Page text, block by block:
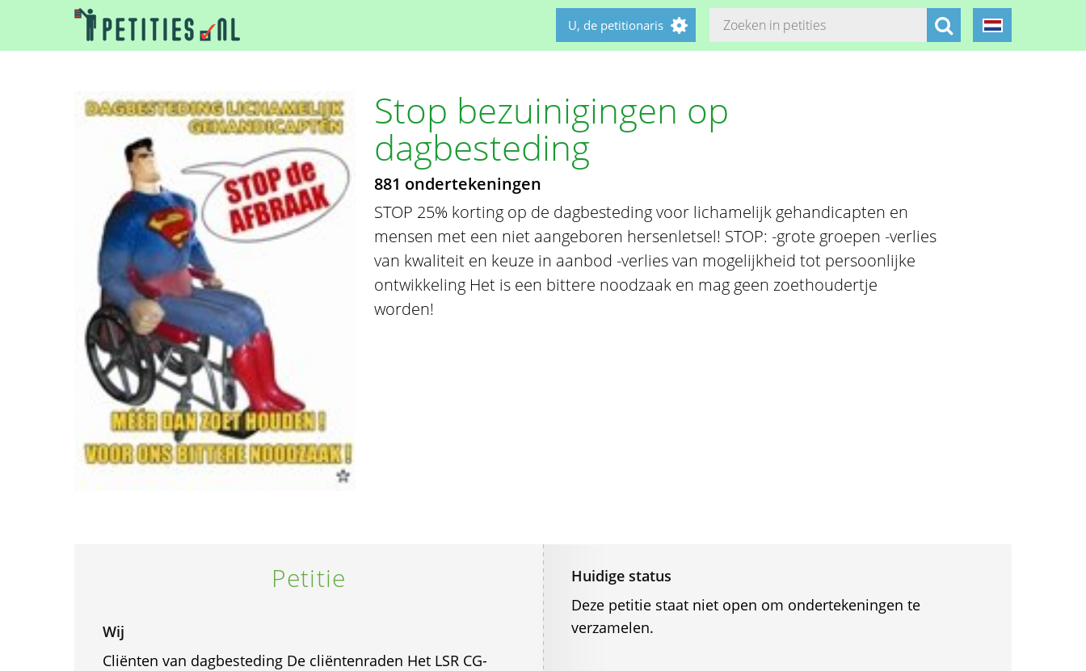
U, de petitionaris
Stop bezuinigingen op
dagbesteding
881 ondertekeningen
STOP 25% korting op de dagbesteding voor lichamelijk gehandicapten en
mensen met een niet aangeboren hersenletsel! STOP: -grote groepen -verlies
van kwaliteit en keuze in aanbod -verlies van mogelijkheid tot persoonlijke
ontwikkeling Het is een bittere noodzaak en mag geen zoethoudertje
worden!
Petitie
Wij
Cliënten van dagbesteding De cliëntenraden Het LSR CG-
Huidige status
Deze petitie staat niet open om ondertekeningen te
verzamelen.